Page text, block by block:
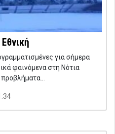
για σήμερα
φαινόμενα στη Νότια